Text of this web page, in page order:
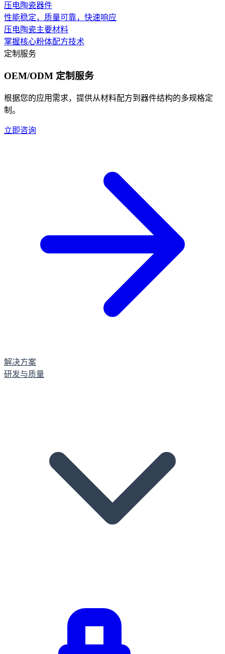
压电陶瓷器件
性能稳定，质量可靠，快速响应
压电陶瓷主要材料
掌握核心粉体配方技术
定制服务
OEM/ODM 定制服务
根据您的应用需求，提供从材料配方到器件结构的多规格定
制。
立即咨询
解决方案
研发与质量